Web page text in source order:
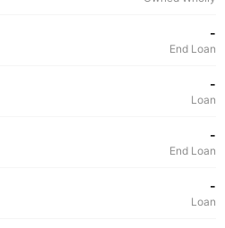
-
End Loan
-
Loan
-
End Loan
-
Loan